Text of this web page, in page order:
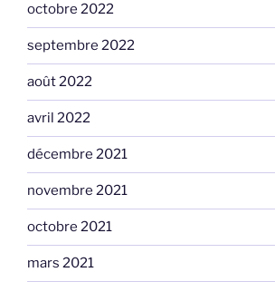
octobre 2022
septembre 2022
août 2022
avril 2022
décembre 2021
novembre 2021
octobre 2021
mars 2021